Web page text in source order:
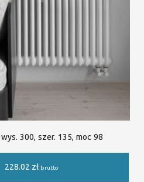
300, szer. 135, moc 98
228.02 zł brutto